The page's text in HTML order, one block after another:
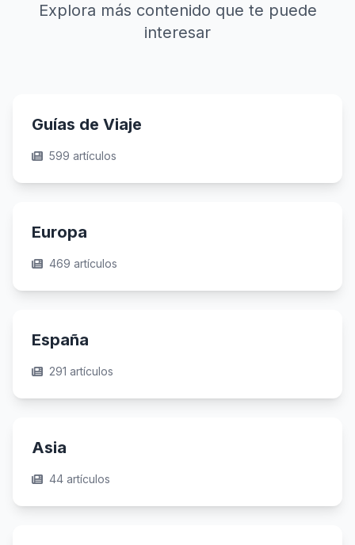
Explora más contenido que te puede
interesar
Guías de Viaje
599 artículos
Europa
469 artículos
España
291 artículos
Asia
44 artículos